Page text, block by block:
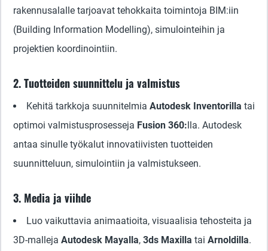
rakennusalalle tarjoavat tehokkaita toimintoja BIM:iin
(Building Information Modelling), simulointeihin ja
projektien koordinointiin.
2. Tuotteiden suunnittelu ja valmistus
Kehitä tarkkoja suunnitelmia Autodesk Inventorilla tai
optimoi valmistusprosesseja Fusion 360:lla. Autodesk
antaa sinulle työkalut innovatiivisten tuotteiden
suunnitteluun, simulointiin ja valmistukseen.
3. Media ja viihde
Luo vaikuttavia animaatioita, visuaalisia tehosteita ja
3D-malleja Autodesk Mayalla, 3ds Maxilla tai Arnoldilla.